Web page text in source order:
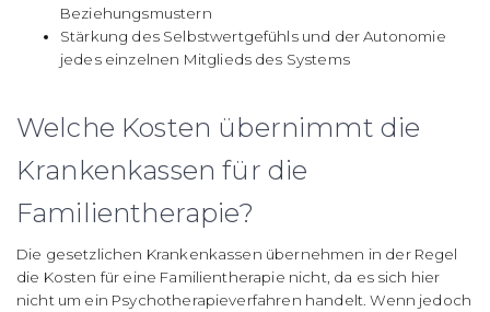
Beziehungsmustern
Stärkung des Selbstwertgefühls und der Autonomie
jedes einzelnen Mitglieds des Systems
Welche Kosten übernimmt die
Krankenkassen für die
Familientherapie?
Die gesetzlichen Krankenkassen übernehmen in der Regel
die Kosten für eine Familientherapie nicht, da es sich hier
nicht um ein Psychotherapieverfahren handelt. Wenn jedoch